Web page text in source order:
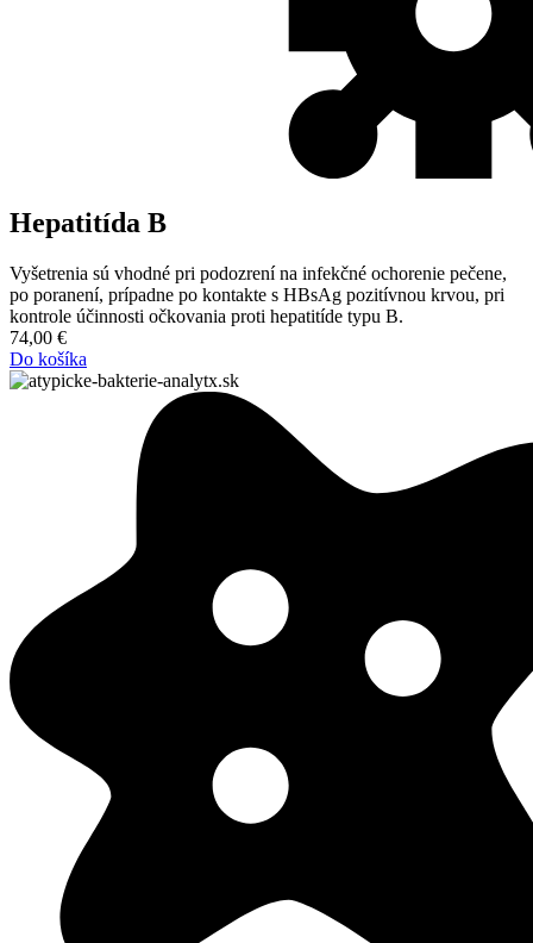
Hepatitída B
Vyšetrenia sú vhodné pri podozrení na infekčné ochorenie pečene,
po poranení, prípadne po kontakte s HBsAg pozitívnou krvou, pri
kontrole účinnosti očkovania proti hepatitíde typu B.
74,00 €
Do košíka